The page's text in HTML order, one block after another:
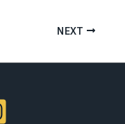
NEXT